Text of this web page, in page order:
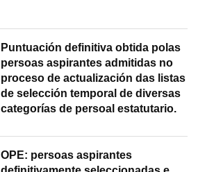
Puntuación definitiva obtida polas
persoas aspirantes admitidas no
proceso de actualización das listas
de selección temporal de diversas
categorías de persoal estatutario.
OPE: persoas aspirantes